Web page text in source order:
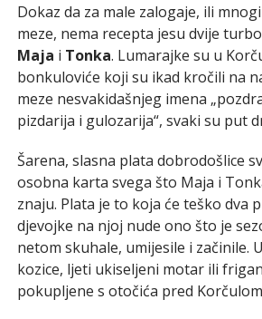
Dokaz da za male zalogaje, ili
Maja i Tonka. Lumarajke su u
bonkuloviće koji su ikad kročili na
meze nesvakidašnjeg imena
pizdarija i gulozarija“, svaki su put
Šarena, slasna plata dobrodošlice
osobna karta svega što Maja i
znaju. Plata je to koja će teško dva
djevojke na njoj nude ono što je
netom skuhale, umijesile i začinile.
kozice, ljeti ukiseljeni motar ili
pokupljene s otočića pred